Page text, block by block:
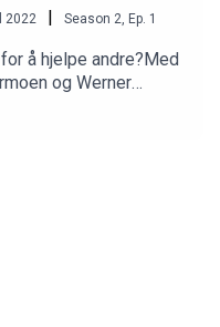
2022 Season 2, Ep. 1
å hjelpe andre?Med
og Werner
vi kan bruke
og